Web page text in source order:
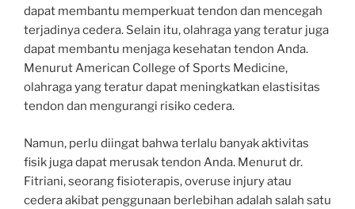
dapat membantu memperkuat tendon dan mencegah
terjadinya cedera. Selain itu, olahraga yang teratur juga
dapat membantu menjaga kesehatan tendon Anda.
Menurut American College of Sports Medicine,
olahraga yang teratur dapat meningkatkan elastisitas
tendon dan mengurangi risiko cedera.
Namun, perlu diingat bahwa terlalu banyak aktivitas
fisik juga dapat merusak tendon Anda. Menurut dr.
Fitriani, seorang fisioterapis, overuse injury atau
cedera akibat penggunaan berlebihan adalah salah satu